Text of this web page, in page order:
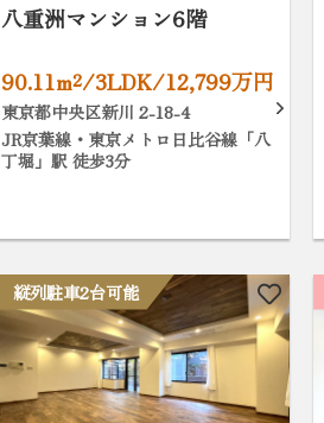
八重洲マンション6階
90.11m²/3LDK/12,799万円
東京都中央区新川 2-18-4
JR京葉線・東京メトロ日比谷線「八
丁堀」駅 徒歩3分
縦列駐車2台可能